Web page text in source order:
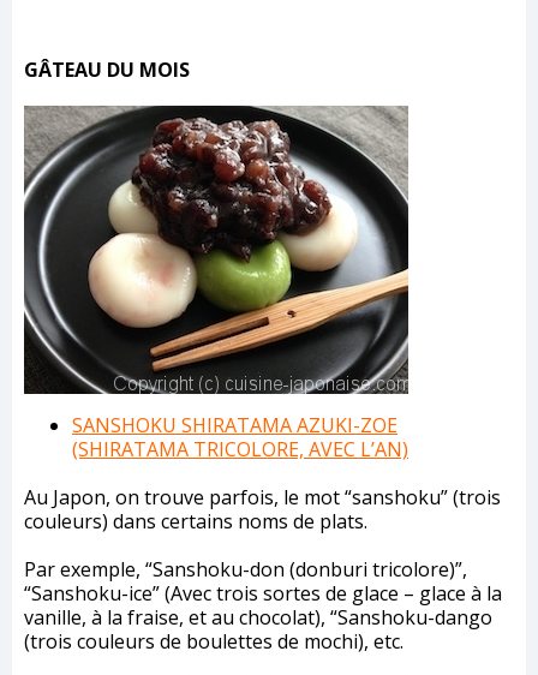
GÂTEAU DU MOIS
SANSHOKU SHIRATAMA AZUKI-ZOE
(SHIRATAMA TRICOLORE, AVEC L’AN)
Au Japon, on trouve parfois, le mot “sanshoku” (trois
couleurs) dans certains noms de plats.
Par exemple, “Sanshoku-don (donburi tricolore)”,
“Sanshoku-ice” (Avec trois sortes de glace – glace à la
vanille, à la fraise, et au chocolat), “Sanshoku-dango
(trois couleurs de boulettes de mochi), etc.